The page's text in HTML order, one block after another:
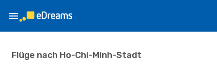
Flüge nach Ho-Chi-Minh-Stadt